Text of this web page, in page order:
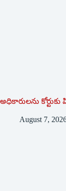
అధికారులను
August 7,